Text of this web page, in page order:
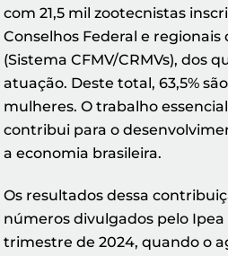
com 21,5 mil zootecnistas
Conselhos Federal e
(Sistema CFMV/CRMVs), dos
atuação. Deste total, 63,5%
mulheres. O trabalho
contribui para o
a economia brasileira.
Os resultados dessa
números divulgados pelo
trimestre de 2024, quando o